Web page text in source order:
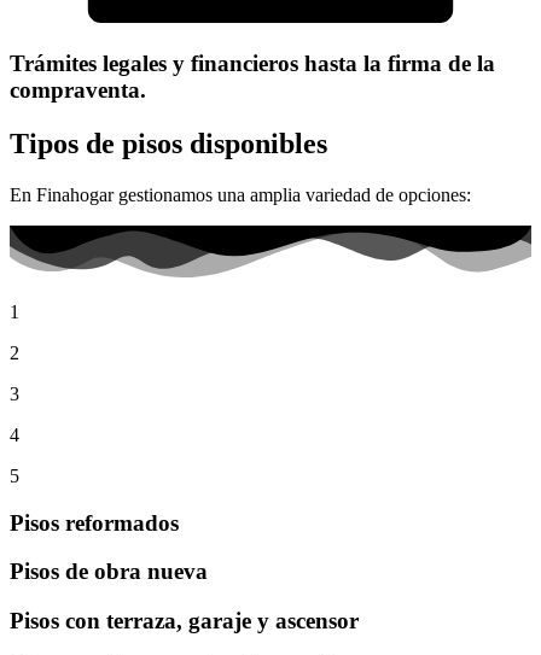
Trámites legales y financieros hasta la firma de la
compraventa.
Tipos de pisos disponibles
En Finahogar gestionamos una amplia variedad de opciones:
1
2
3
4
5
Pisos reformados
Pisos de obra nueva
Pisos con terraza, garaje y ascensor